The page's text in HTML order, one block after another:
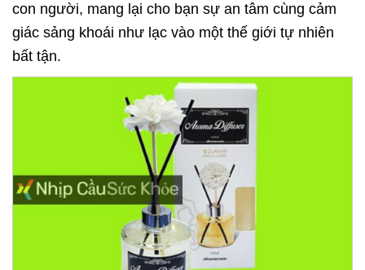
con người, mang lại cho bạn sự an tâm cùng cảm
giác sảng khoái như lạc vào một thế giới tự nhiên
bất tận.